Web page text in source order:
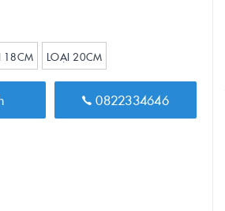
18CM LOẠI 20CM
0822334646